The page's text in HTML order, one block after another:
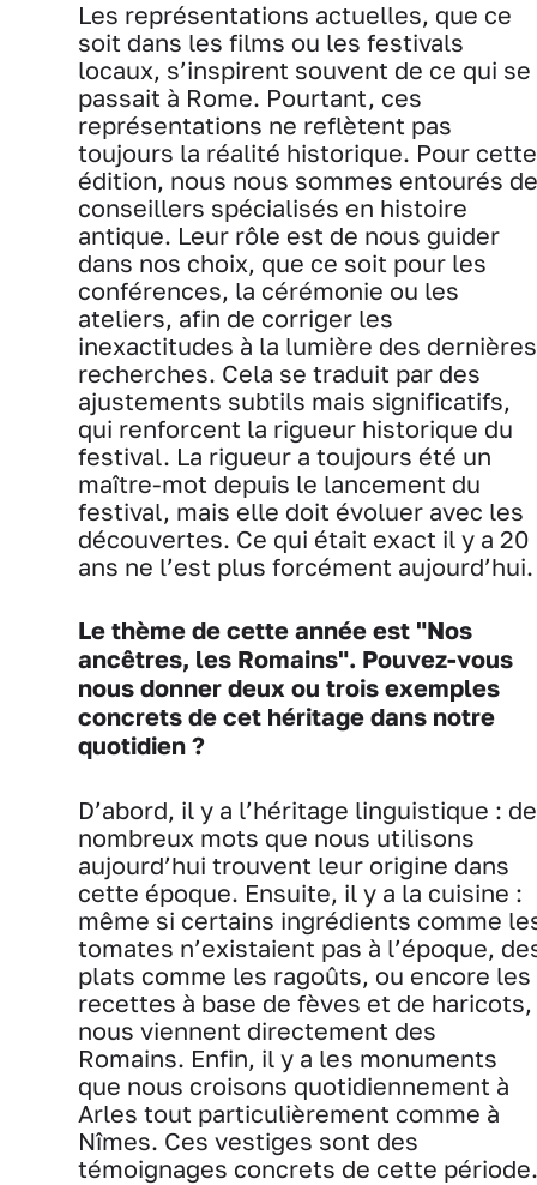
Les représentations actuelles, que ce
soit dans les films ou les festivals
locaux, s’inspirent souvent de ce qui se
passait à Rome. Pourtant, ces
représentations ne reflètent pas
toujours la réalité historique. Pour cette
édition, nous nous sommes entourés de
conseillers spécialisés en histoire
antique. Leur rôle est de nous guider
dans nos choix, que ce soit pour les
conférences, la cérémonie ou les
ateliers, afin de corriger les
inexactitudes à la lumière des dernières
recherches. Cela se traduit par des
ajustements subtils mais significatifs,
qui renforcent la rigueur historique du
festival. La rigueur a toujours été un
maître-mot depuis le lancement du
festival, mais elle doit évoluer avec les
découvertes. Ce qui était exact il y a 20
ans ne l’est plus forcément aujourd’hui.
Le thème de cette année est "Nos
ancêtres, les Romains". Pouvez-vous
nous donner deux ou trois exemples
concrets de cet héritage dans notre
quotidien ?
D’abord, il y a l’héritage linguistique : de
nombreux mots que nous utilisons
aujourd’hui trouvent leur origine dans
cette époque. Ensuite, il y a la cuisine :
même si certains ingrédients comme
tomates n’existaient pas à l’époque,
plats comme les ragoûts, ou encore les
recettes à base de fèves et de haricots,
nous viennent directement des
Romains. Enfin, il y a les monuments
que nous croisons quotidiennement à
Arles tout particulièrement comme à
Nîmes. Ces vestiges sont des
témoignages concrets de cette période.